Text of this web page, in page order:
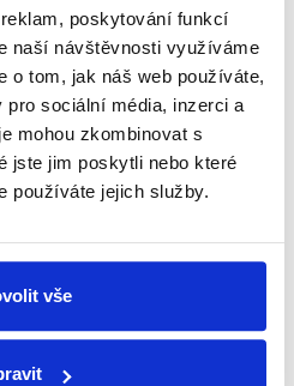
poskytování funkcí
naší návštěvnosti využíváme
o tom, jak náš web používáte,
sociální média, inzerci a
mohou zkombinovat s
jste jim poskytli nebo které
používáte jejich služby.
vše
našeho
přinášíme
a mějte tak
dezinformace a
v Česku šíří.